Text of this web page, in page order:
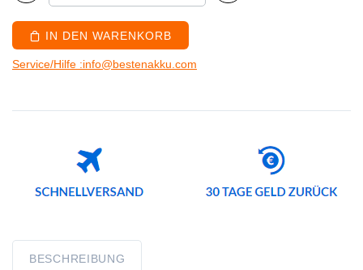
IN DEN WARENKORB
Service/Hilfe :info@bestenakku.com
BESCHREIBUNG